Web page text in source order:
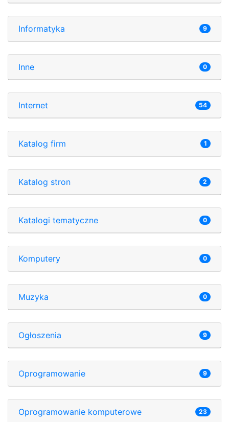
Informatyka 9
Inne 0
Internet 54
Katalog firm 1
Katalog stron 2
Katalogi tematyczne 0
Komputery 0
Muzyka 0
Ogłoszenia 9
Oprogramowanie 9
Oprogramowanie komputerowe 23